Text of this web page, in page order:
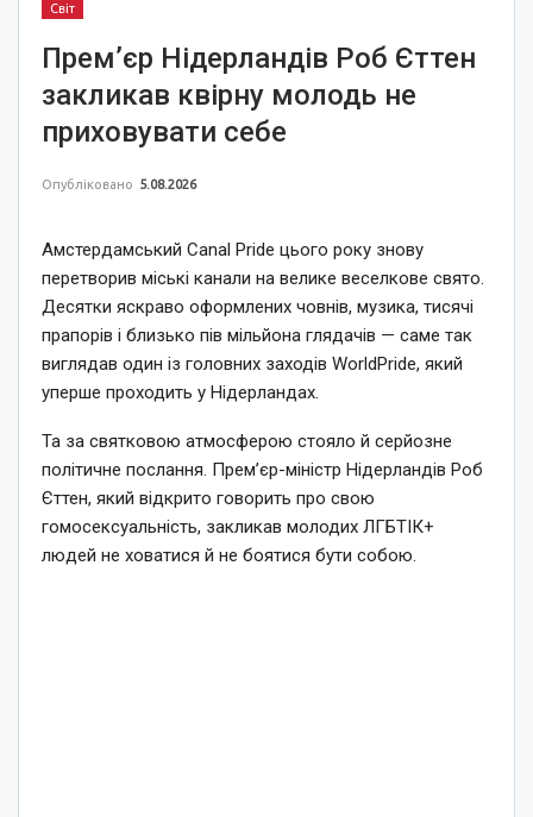
Світ
Прем’єр Нідерландів Роб Єттен
закликав квірну молодь не
приховувати себе
Опубліковано 5.08.2026
Амстердамський Canal Pride цього року знову
перетворив міські канали на велике веселкове свято.
Десятки яскраво оформлених човнів, музика, тисячі
прапорів і близько пів мільйона глядачів — саме так
виглядав один із головних заходів WorldPride, який
уперше проходить у Нідерландах.
Та за святковою атмосферою стояло й серйозне
політичне послання. Прем’єр-міністр Нідерландів Роб
Єттен, який відкрито говорить про свою
гомосексуальність, закликав молодих ЛГБТІК+
людей не ховатися й не боятися бути собою.